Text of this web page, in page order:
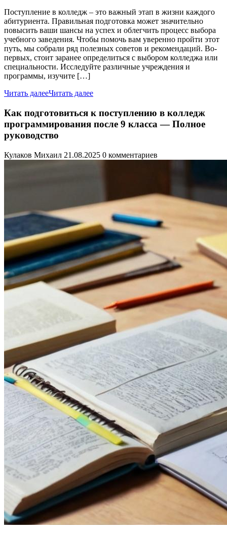
Поступление в колледж – это важный этап в жизни каждого
абитуриента. Правильная подготовка может значительно
повысить ваши шансы на успех и облегчить процесс выбора
учебного заведения. Чтобы помочь вам уверенно пройти этот
путь, мы собрали ряд полезных советов и рекомендаций. Во-
первых, стоит заранее определиться с выбором колледжа или
специальности. Исследуйте различные учреждения и
программы, изучите […]
Читать далееЧитать далее
Как подготовиться к поступлению в колледж
программирования после 9 класса — Полное
руководство
Кулаков Михаил 21.08.2025 0 комментариев